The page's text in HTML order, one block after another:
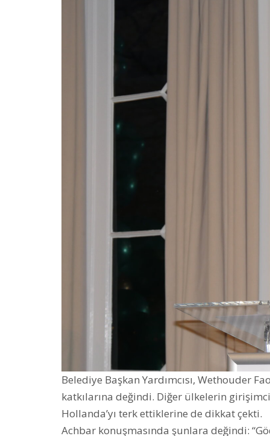
Belediye Başkan Yardımcısı, Wethouder
katkılarına değindi. Diğer ülkelerin
Hollanda’yı terk ettiklerine de dikkat çekti.
Achbar konuşmasında şunlara değindi: